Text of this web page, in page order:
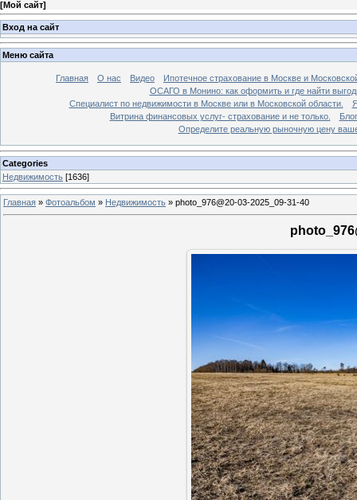
[Мой сайт]
Вход на сайт
Меню сайта
Главная О нас Видео
Ипотечное страхование в Москве и
ОСАГО в Монино: как оформить и где найти
Специалист по недвижимости в Москве или в Московской области.
Витрина финансовых услуг- страхование и не только.
Блог
Определите реальную рыночную цену
Categories
Недвижимость [1636]
Главная » Фотоальбом » Недвижимость » photo_976@20-03-2025_09-31-40